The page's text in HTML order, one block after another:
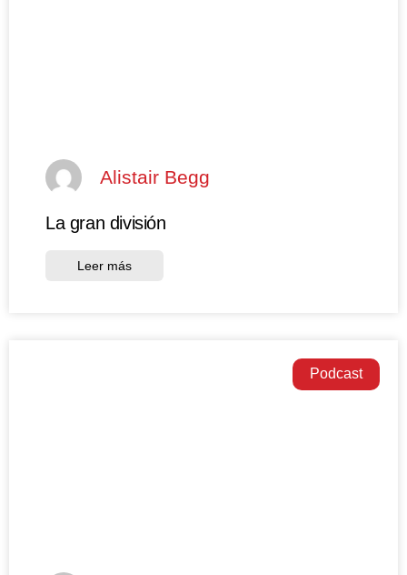
Alistair Begg
La gran división
Leer más
Podcast